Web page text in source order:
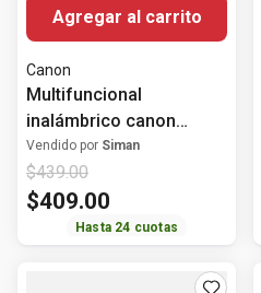
Agregar al carrito
Canon
Multifuncional
inalámbrico canon
maxify gx4010
Vendido por Siman
$439.00
$409.00
Hasta 24 cuotas